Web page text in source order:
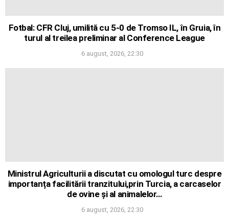
Fotbal: CFR Cluj, umilită cu 5-0 de Tromso IL, în Gruia, în
turul al treilea preliminar al Conference League
6 august, 2026, 22:30
Ministrul Agriculturii a discutat cu omologul turc despre
importanța facilitării tranzitului,prin Turcia, a carcaselor
de ovine și al animalelor…
6 august, 2026, 22:30